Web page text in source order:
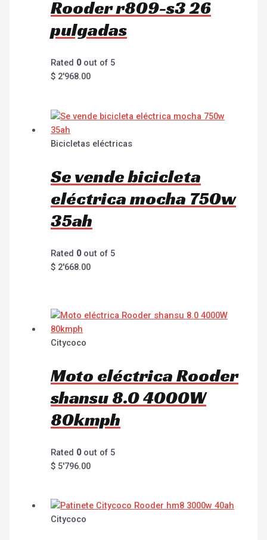
Rooder r809-s3 26
pulgadas
Rated 0out of 5
$ 2'968.00
Bicicletas eléctricas
Se vende bicicleta
eléctrica mocha 750w
35ah
Rated 0out of 5
$ 2'668.00
Citycoco
Moto eléctrica Rooder
shansu 8.0 4000W
80kmph
Rated 0out of 5
$ 5'796.00
Citycoco